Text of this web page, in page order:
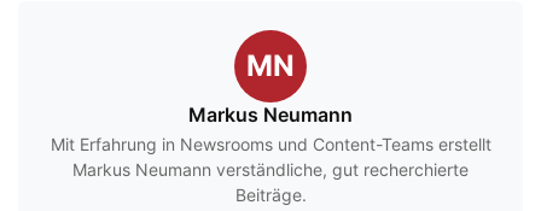
MN
Markus Neumann
Mit Erfahrung in Newsrooms und Content-Teams erstellt
Markus Neumann verständliche, gut recherchierte
Beiträge.